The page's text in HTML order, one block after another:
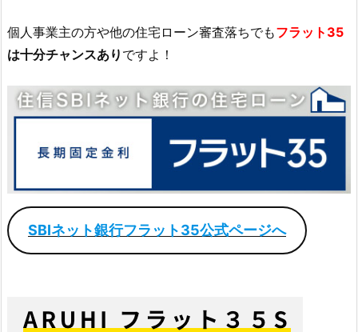
個人事業主の方や他の住宅ローン審査落ちでもフラット35
は十分チャンスあり ですよ！
SBIネット銀行フラット35公式ページへ